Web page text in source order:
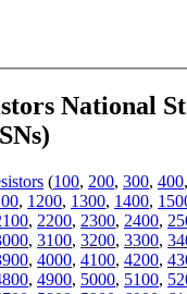
National
(100, 200, 300, 400,
, 1200, 1300, 1400,
, 2200, 2300, 2400,
, 3100, 3200, 3300,
, 4000, 4100, 4200,
, 4900, 5000, 5100,